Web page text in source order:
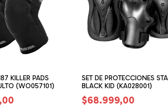
KILLER PADS
(WO057101)
SET DE PROTECCIONES
BLACK KID (KA028001)
$68.999,00